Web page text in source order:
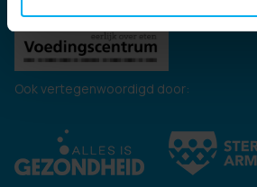
Ook vertegenwoordigd door: